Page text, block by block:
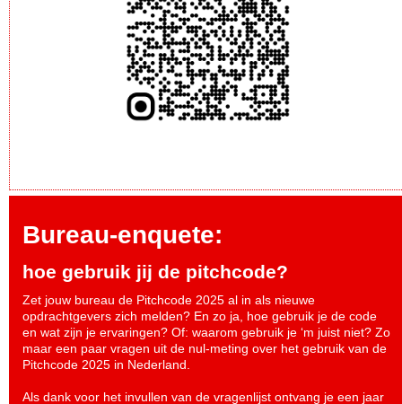
Bureau-enquete:
hoe gebruik jij de pitchcode?
Zet jouw bureau de Pitchcode 2025 al in als nieuwe
opdrachtgevers zich melden? En zo ja, hoe gebruik je de code
en wat zijn je ervaringen? Of: waarom gebruik je ‘m juist niet? Zo
maar een paar vragen uit de nul-meting over het gebruik van de
Pitchcode 2025 in Nederland.
Als dank voor het invullen van de vragenlijst ontvang je een jaar